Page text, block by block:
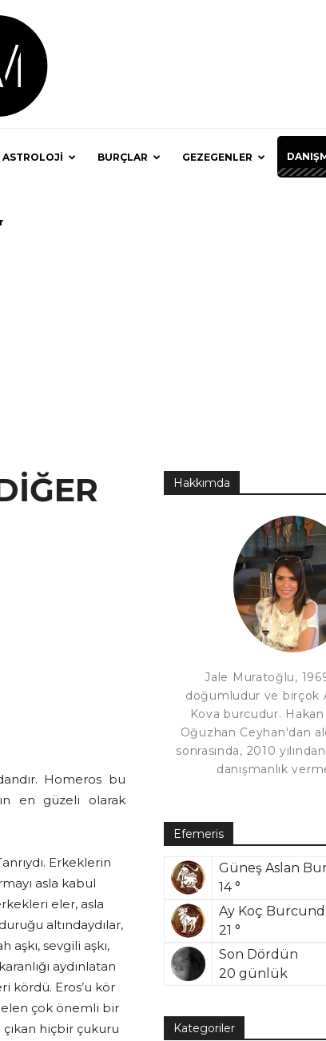
ASTROLOJİ BURÇLAR GEZEGENLER
Homeros bu
en güzeli olarak
Erkeklerin
asla kabul
eler, asla
altındaydılar,
sevgili aşkı,
aydınlatan
kördü. Eros’u kör
çok önemli bir
çıkan hiçbir çukuru
Hakkımda
Jale Muratoğlu,
doğumludur ve birçok
Kova burcudur. Hakan
Oğuzhan Ceyhan'dan
sonrasında, 2010
danışmanlık
Efemeris
Güneş Aslan
14 °
Ay Koç
21 °
Son Dördün
20 günlük
Kategoriler